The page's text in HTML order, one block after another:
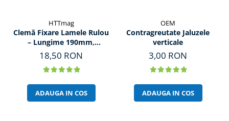
HTTmag
Clemă Fixare Lamele Rulou
– Lungime 190mm,
Prindere 150mm
18,50 RON
ADAUGA IN COS
OEM
Contragreutate Jaluzele
verticale
3,00 RON
ADAUGA IN COS